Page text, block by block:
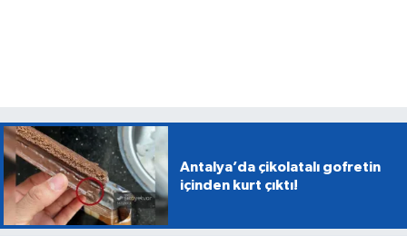
Antalya’da çikolatalı gofretin
içinden kurt çıktı!